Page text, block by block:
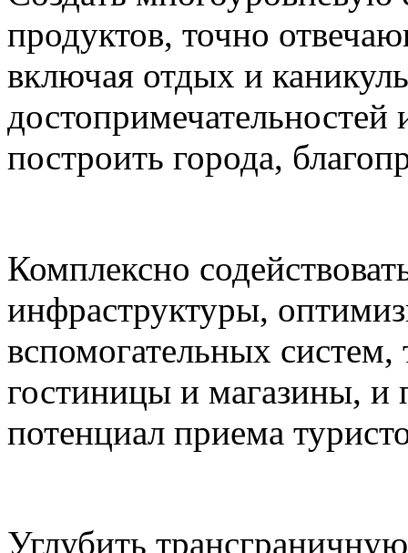
продуктов, точно
включая отдых и
построить города,
Комплексно
инфраструктуры,
вспомогательных
гостиницы и магазины, и
потенциал приема
Углубить